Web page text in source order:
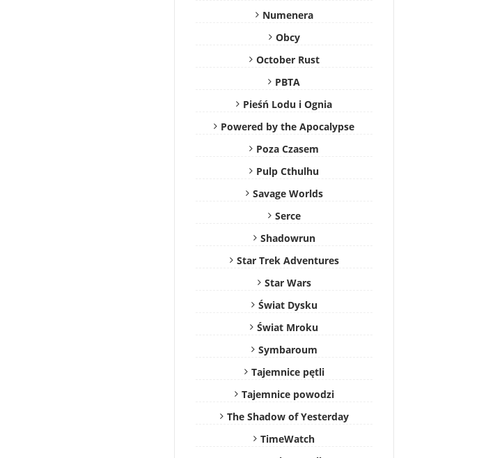
Numenera
Obcy
October Rust
PBTA
Pieśń Lodu i Ognia
Powered by the Apocalypse
Poza Czasem
Pulp Cthulhu
Savage Worlds
Serce
Shadowrun
Star Trek Adventures
Star Wars
Świat Dysku
Świat Mroku
Symbaroum
Tajemnice pętli
Tajemnice powodzi
The Shadow of Yesterday
TimeWatch